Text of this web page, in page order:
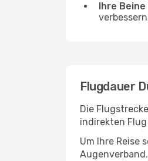
Ihre
Flugdauer
Die
indirekten
Um Ihre Reise